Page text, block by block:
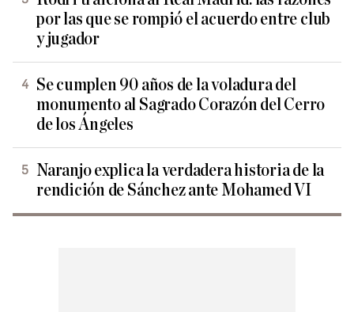
por las que se rompió el acuerdo entre club
y jugador
Se cumplen 90 años de la voladura del
monumento al Sagrado Corazón del Cerro
de los Ángeles
Naranjo explica la verdadera historia de la
rendición de Sánchez ante Mohamed VI